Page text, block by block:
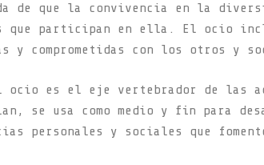
de que la convivencia en la
que participan en ella. El ocio
y comprometidas con los otros y
ocio es el eje vertebrador de las
se usa como medio y fin para
personales y sociales que